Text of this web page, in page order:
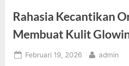
Rahasia Kecantikan
Membuat Kulit
Posted
Februari 19, 2026 By
admin